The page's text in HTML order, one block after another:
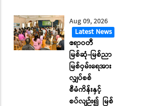
Aug 09, 2026
Latest News
ဧရာဝတီ
မြစ်ဆုံ-မြစ်ညာ
မြစ်ဝှမ်းရေအား
လျှပ်စစ်
စီမံကိန်းနှင့်
စပ်လျဉ်း၍ မြစ်